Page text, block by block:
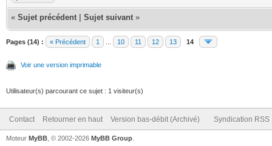
« Sujet précédent Sujet suivant »
Pages (14) : « Précédent 1 10 11 12 13 14
Voir une version imprimable
Utilisateur(s) parcourant ce sujet : 1 visiteur(s)
Contact Retourner en haut Version bas-débit (Archivé) Syndication RSS
Moteur MyBB , © 2002-2026 MyBB Group